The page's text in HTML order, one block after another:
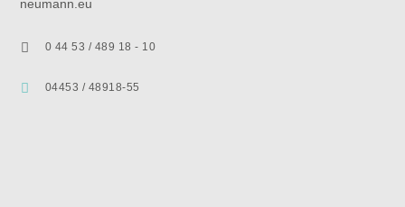
neumann.eu
 0 44 53 / 489 18 - 10
 04453 / 48918-55